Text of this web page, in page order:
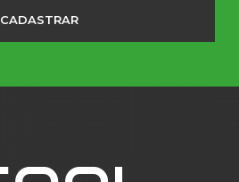
CADASTRAR